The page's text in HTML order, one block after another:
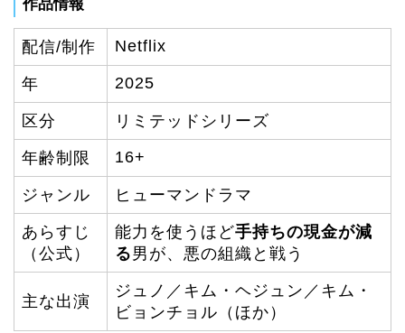
作品情報
配信/制作 Netflix
年 2025
区分 リミテッドシリーズ
年齢制限 16+
ジャンル ヒューマンドラマ
あらすじ
（公式）
能力を使うほど手持ちの現金が減
る男が、悪の組織と戦う
主な出演
ジュノ／キム・ヘジュン／キム・
ビョンチョル（ほか）